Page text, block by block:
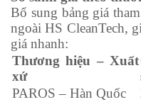
Bổ sung bảng giá
ngoài HS CleanTech,
giá nhanh:
Thương hiệu – Xuất
xứ
PAROS – Hàn Quốc